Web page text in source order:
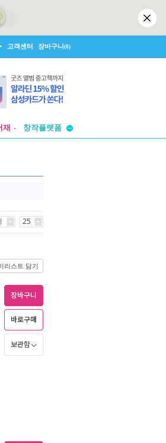
고객센터 장바구니(0)
재
창작플랫폼
25
리스트 담기
장바구니
바로구매
보관함